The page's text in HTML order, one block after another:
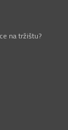
na tržištu?